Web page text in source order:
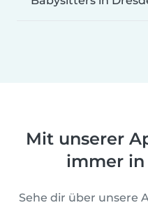
Mit unserer
immer
Sehe dir über unsere